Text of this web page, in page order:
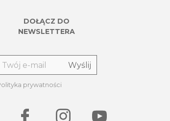
DOŁĄCZ DO
NEWSLETTERA
prywatności